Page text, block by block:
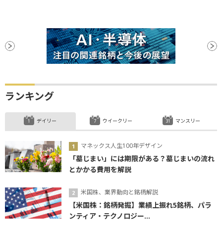
ランキング
デイリー
マネックス人生100年デザイン
「墓じまい」には期限がある？墓じまいの流れ
とかかる費用を解説
米国株、業界動向と銘柄解説
【米国株：銘柄発掘】業績上振れ5銘柄、パラ
ンティア・テクノロジー...
ウイークリー マンスリー